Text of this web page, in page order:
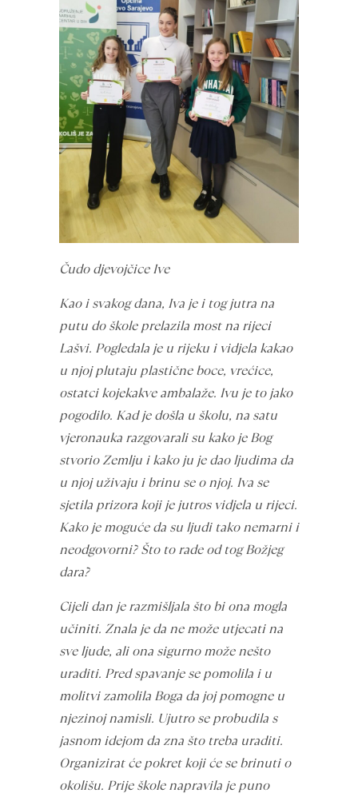
Čudo djevojčice Ive
Kao i svakog dana, Iva je i tog jutra na
putu do škole prelazila most na rijeci
Lašvi. Pogledala je u rijeku i vidjela kakao
u njoj plutaju plastične boce, vrećice,
ostatci kojekakve ambalaže. Ivu je to jako
pogodilo. Kad je došla u školu, na satu
vjeronauka razgovarali su kako je Bog
stvorio Zemlju i kako ju je dao ljudima da
u njoj uživaju i brinu se o njoj. Iva se
sjetila prizora koji je jutros vidjela u rijeci.
Kako je moguće da su ljudi tako nemarni i
neodgovorni? Što to rade od tog Božjeg
dara?
Cijeli dan je razmišljala što bi ona mogla
učiniti. Znala je da ne može utjecati na
sve ljude, ali ona sigurno može nešto
uraditi. Pred spavanje se pomolila i u
molitvi zamolila Boga da joj pomogne u
njezinoj namisli. Ujutro se probudila s
jasnom idejom da zna što treba uraditi.
Organizirat će pokret koji će se brinuti o
okolišu. Prije škole napravila je puno